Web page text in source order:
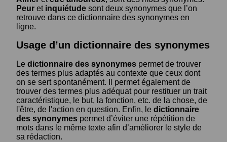
Peur et inquiétude sont deux synonymes que l’on
retrouve dans ce dictionnaire des synonymes en
ligne.
Usage d’un dictionnaire des synonymes
Le dictionnaire des synonymes permet de trouver
des termes plus adaptés au contexte que ceux dont
on se sert spontanément. Il permet également de
trouver des termes plus adéquat pour restituer un trait
caractéristique, le but, la fonction, etc. de la chose, de
l'être, de l'action en question. Enfin, le dictionnaire
des synonymes permet d’éviter une répétition de
mots dans le même texte afin d’améliorer le style de
sa rédaction.